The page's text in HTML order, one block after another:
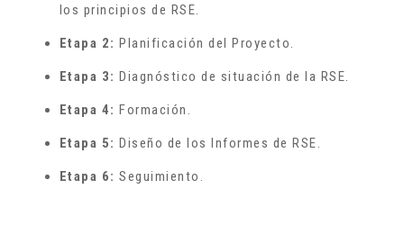
los principios de RSE.
Etapa 2: Planificación del Proyecto.
Etapa 3: Diagnóstico de situación de la RSE.
Etapa 4: Formación.
Etapa 5: Diseño de los Informes de RSE.
Etapa 6: Seguimiento.